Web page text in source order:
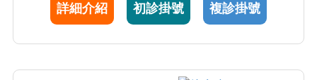
詳細介紹 初診掛號 複診掛號